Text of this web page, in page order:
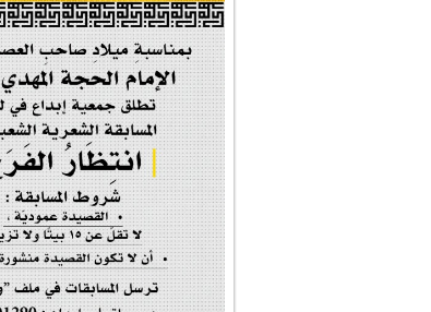
#إيران_حرم_فاطمة ...
| #فخر_المخدرات |
#صحيفة_المؤمن
إحتفالية #رياحين...
إحتفالية تكريم ا...